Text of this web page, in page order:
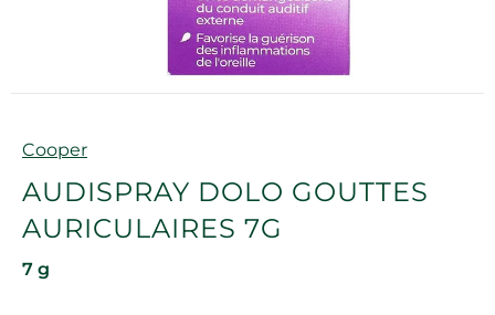
Marque
Cooper
AUDISPRAY DOLO GOUTTES
AURICULAIRES 7G
7 g